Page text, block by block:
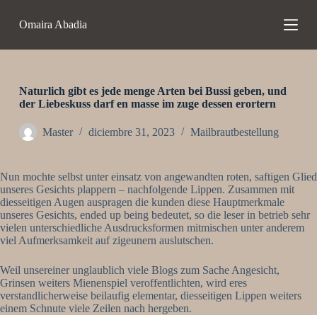
t
o
n
i
d
o
Omaira Abadia
Naturlich gibt es jede menge Arten bei Bussi geben, und
der Liebeskuss darf en masse im zuge dessen erortern
Master diciembre 31, 2023 Mailbrautbestellung
Nun mochte selbst unter einsatz von angewandten roten, saftigen Glied
unseres Gesichts plappern – nachfolgende Lippen. Zusammen mit
diesseitigen Augen auspragen die kunden diese Hauptmerkmale
unseres Gesichts, ended up being bedeutet, so die leser in betrieb sehr
vielen unterschiedliche Ausdrucksformen mitmischen unter anderem
viel Aufmerksamkeit auf zigeunern auslutschen.
Weil unsereiner unglaublich viele Blogs zum Sache Angesicht,
Grinsen weiters Mienenspiel veroffentlichten, wird eres
verstandlicherweise beilaufig elementar, diesseitigen Lippen weiters
einem Schnute viele Zeilen nach hergeben.